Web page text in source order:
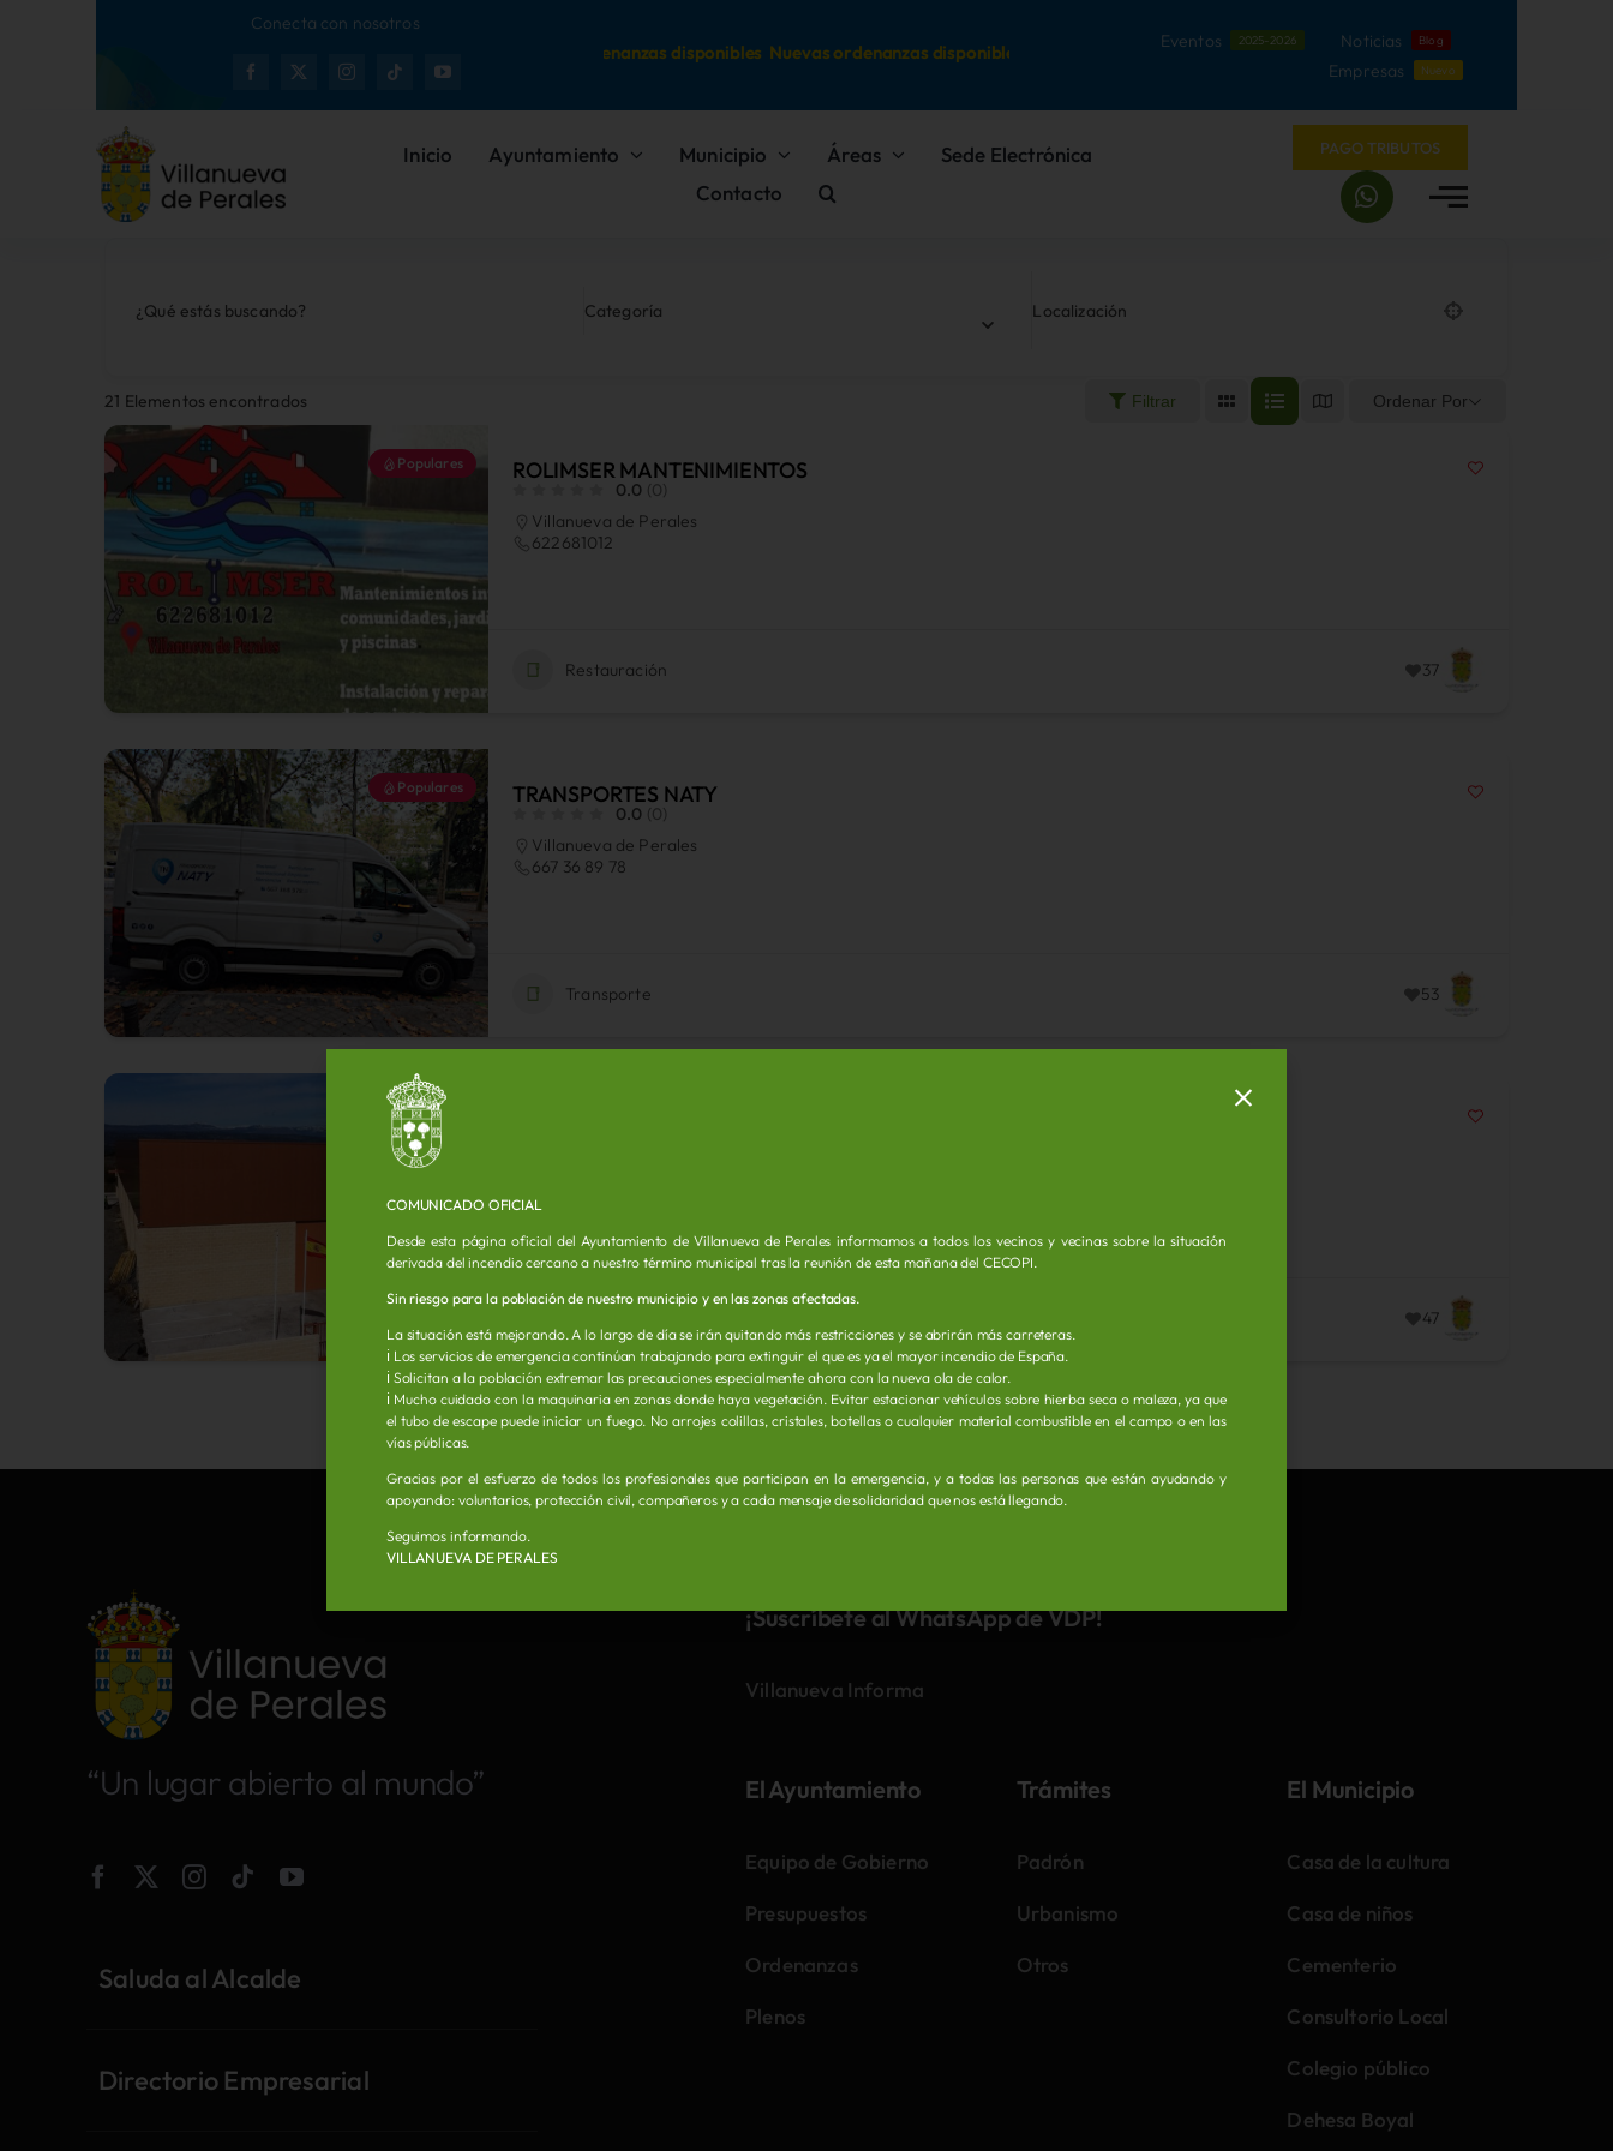
Conecta con nosotros
Nuevas ordenanzas disponibles Nuevas ordenanzas disponibles Eventos 2025-2026 Noticias Blog
Empresas Nuevo
Inicio Ayuntamiento Municipio Áreas
Sede Electrónica
Contacto
PAGO TRIBUTOS
¿Qué estás buscando? Categoría Localización
21 Elementos encontrados Filtrar Ordenar Por
Populares ROLIMSER MANTENIMIENTOS
0.0 (0)
Villanueva de Perales
622681012
Restauración 37
Populares TRANSPORTES NATY
0.0 (0)
Villanueva de Perales
667 36 89 78
Transporte 53
Populares
vemator@vemator.com
47
“Un lugar abierto al mundo”
Saluda al Alcalde
Directorio Empresarial
¡Suscríbete al WhatsApp de VDP!
Villanueva Informa
El Ayuntamiento
Equipo de Gobierno
Presupuestos
Ordenanzas
Plenos
Trámites
Padrón
Urbanismo
Otros
El Municipio
Casa de la cultura
Casa de niños
Cementerio
Consultorio Local
Colegio público
Dehesa Boyal
COMUNICADO OFICIAL
Desde esta página oficial del Ayuntamiento de Villanueva de Perales informamos a todos los vecinos y vecinas sobre la situación
derivada del incendio cercano a nuestro término municipal tras la reunión de esta mañana del CECOPI.
Sin riesgo para la población de nuestro municipio y en las zonas afectadas.
La situación está mejorando. A lo largo de día se irán quitando más restricciones y se abrirán más carreteras.
ℹ️ Los servicios de emergencia continúan trabajando para extinguir el que es ya el mayor incendio de España.
ℹ️ Solicitan a la población extremar las precauciones especialmente ahora con la nueva ola de calor.
ℹ️ Mucho cuidado con la maquinaria en zonas donde haya vegetación. Evitar estacionar vehículos sobre hierba seca o maleza, ya que
el tubo de escape puede iniciar un fuego. No arrojes colillas, cristales, botellas o cualquier material combustible en el campo o en las
vías públicas.
Gracias por el esfuerzo de todos los profesionales que participan en la emergencia, y a todas las personas que están ayudando y
apoyando: voluntarios, protección civil, compañeros y a cada mensaje de solidaridad que nos está llegando.
Seguimos informando.
VILLANUEVA DE PERALES